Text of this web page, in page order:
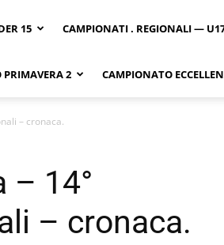
15 CAMPIONATI . REGIONALI —
2 CAMPIONATO
– cronaca.
– 14°
– cronaca.